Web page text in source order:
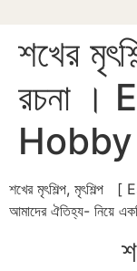
শখের
রচনা ।
শখের মৃৎশিল্প,
আমাদের ঐতিহ্য- নিয়ে